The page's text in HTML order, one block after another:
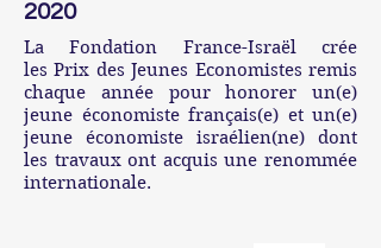
2020
La Fondation France-Israël crée
les Prix des Jeunes Economistes remis
chaque année pour honorer un(e)
jeune économiste français(e) et un(e)
jeune économiste israélien(ne) dont
les travaux ont acquis une renommée
internationale.